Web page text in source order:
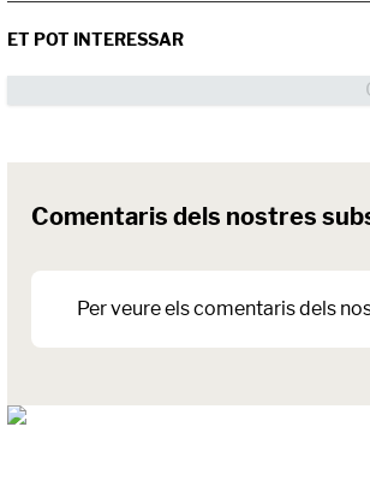
ET POT INTERESSAR
Comentaris dels nostres
Per veure els comentaris dels